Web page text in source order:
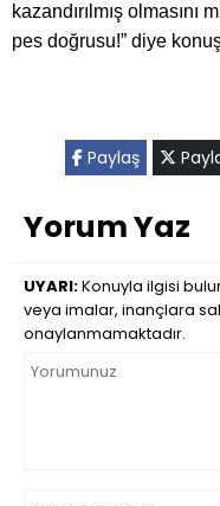
kazandırılmış
pes doğrusu!” diye
Paylaş
Yorum Yaz
UYARI:Konuyla ilgisi
veya imalar, inançlara
onaylanmamaktadır.